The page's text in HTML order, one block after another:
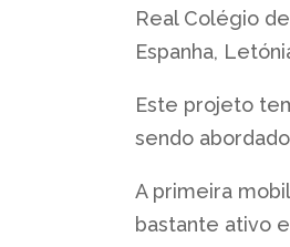
Real Colégio
Espanha,
Este projeto
sendo
A primeira
bastante ativo